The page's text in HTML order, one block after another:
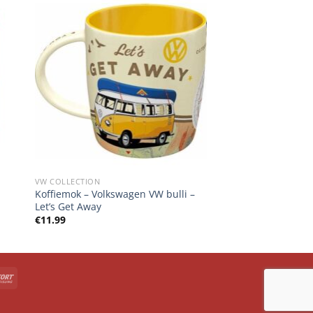
VW COLLECTION
Koffiemok – Volkswagen VW bulli –
Let’s Get Away
€11.99